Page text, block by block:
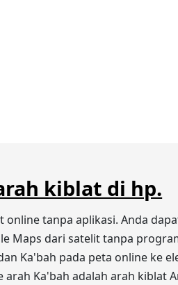
kiblat di hp.
online tanpa aplikasi. Anda
Maps dari satelit tanpa
Ka'bah pada peta online ke
arah Ka'bah adalah arah kiblat